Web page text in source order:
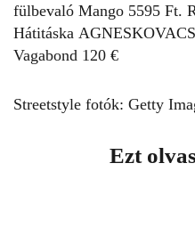
fülbevaló Mango 5595 Ft.
Hátitáska AGNESKOVACS
Vagabond 120 €
Streetstyle fotók: Getty
Ezt